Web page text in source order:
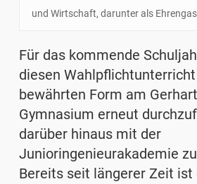
und Wirtschaft, darunter als
Für das kommende
diesen
bewährten Form am
Gymnasium erneut
darüber hinaus mit der
Junioringenieurakademie
Bereits seit längerer Zeit ist